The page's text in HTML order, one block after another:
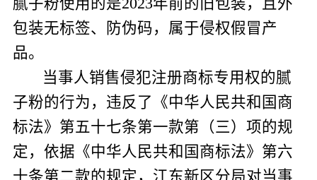
包装无标签、防伪码，属于侵权假冒产
品。
当事人销售侵犯注册商标专用权的腻
子粉的行为，违反了《中华人民共和国商
标法》第五十七条第一款第（三）项的规
定，依据《中华人民共和国商标法》第六
十条第二款的规定，江东新区分局对当事